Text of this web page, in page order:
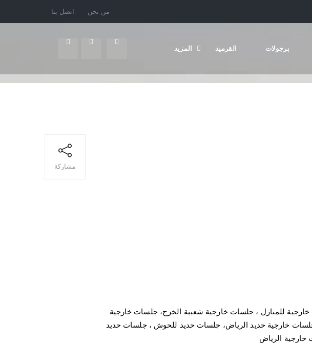
من نحن اتصل بنا
برجولات القرميد
مشاركة
للمنازل ، جلسات خارجية شعبية الخرج، جلسات خارجية
خارجية حديد الرياض، جلسات حديد للحوش ، جلسات حديد
الرياض